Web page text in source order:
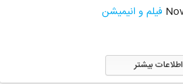
فیلم و انیمیشن
اطلاعات بیشتر